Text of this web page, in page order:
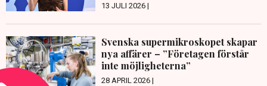
13 JULI 2026 |
Svenska supermikroskopet skapar
nya affärer – ”Företagen förstår
inte möjligheterna”
28 APRIL 2026 |